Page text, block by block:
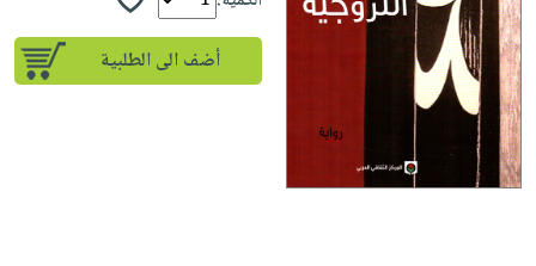
إختياراتنا
كتب
أكاديمية
صندوق
القراءة
iKitab
بلا
حدود
أسئلة
يتكرر
أسئلة
يتكرر
طرحها
تحميل
masmu3
على
المواضيع
الأكثر
مبيعاً
وسائل
تعليمية
تعليمية
الصحة
والعناية
الشخصية
جديد
أضف الى الطلبية